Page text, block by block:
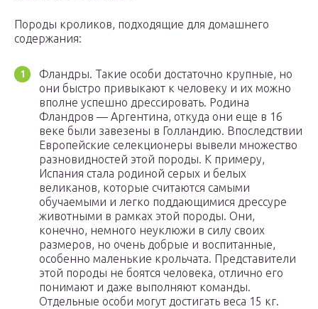
Породы кроликов, подходящие для домашнего
содержания:
Фландры. Такие особи достаточно крупные, но
они быстро привыкают к человеку и их можно
вполне успешно дрессировать. Родина
Фландров — Аргентина, откуда они еще в 16
веке были завезены в Голландию. Впоследствии
Европейские селекционеры вывели множество
разновидностей этой породы. К примеру,
Испания стала родиной серых и белых
великанов, которые считаются самыми
обучаемыми и легко поддающимися дрессуре
животными в рамках этой породы. Они,
конечно, немного неуклюжи в силу своих
размеров, но очень добрые и воспитанные,
особенно маленькие крольчата. Представители
этой породы не боятся человека, отлично его
понимают и даже выполняют команды.
Отдельные особи могут достигать веса 15 кг.